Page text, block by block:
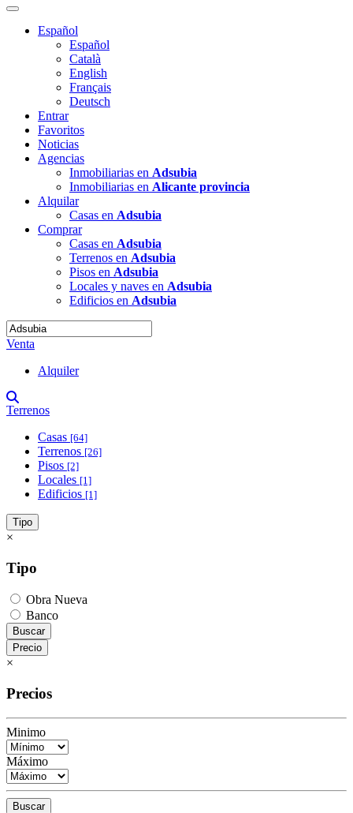
Español
Español
Català
English
Français
Deutsch
Entrar
Favoritos
Noticias
Agencias
Inmobiliarias en Adsubia
Inmobiliarias en Alicante provincia
Alquilar
Casas en Adsubia
Comprar
Casas en Adsubia
Terrenos en Adsubia
Pisos en Adsubia
Locales y naves en Adsubia
Edificios en Adsubia
Venta
Alquiler
Terrenos
Casas [64]
Terrenos [26]
Pisos [2]
Locales [1]
Edificios [1]
Tipo
×
Tipo
Obra Nueva
Banco
Buscar
Precio
×
Precios
Minimo
Máximo
Buscar